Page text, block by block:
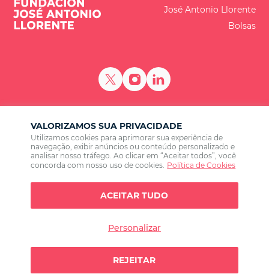
VALORIZAMOS SUA PRIVACIDADE
Utilizamos cookies para aprimorar sua experiência de
navegação, exibir anúncios ou conteúdo personalizado e
analisar nosso tráfego. Ao clicar em “Aceitar todos”, você
concorda com nosso uso de cookies. Política de Cookies
Personalizar
REJEITAR
ACEITAR TUDO
José Antonio Llorente
Bolsas
Calle de Lagasca 88, planta 3, 28001 Madrid
+34 915 77 22
LLYC © 2026 Todos los derechos reservados
Política de Privacidade